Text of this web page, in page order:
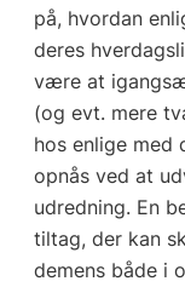
på, hvordan
deres
være at
(og evt. mere
hos enlige med
opnås ved at
udredning. En
tiltag, der kan
demens både i